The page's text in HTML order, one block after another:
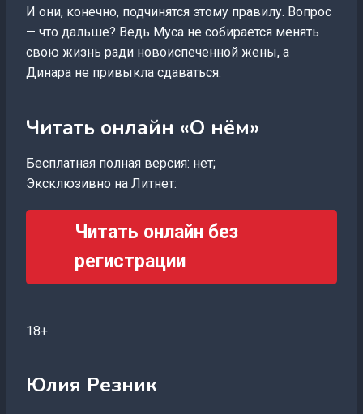
И они, конечно, подчинятся этому правилу. Вопрос
— что дальше? Ведь Муса не собирается менять
свою жизнь ради новоиспеченной жены, а
Динара не привыкла сдаваться.
Читать онлайн «О нём»
Бесплатная полная версия: нет;
Эксклюзивно на Литнет:
Читать онлайн без
регистрации
18+
Юлия Резник